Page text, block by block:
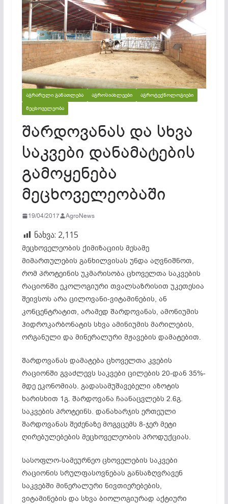
ᲐᲒᲠᲐᲠᲣᲚᲘ ᲒᲐᲜᲐᲗᲚᲔᲑᲐ ᲐᲒᲠᲝᲡᲘᲐᲮᲚᲔᲔᲑᲘ
ᲐᲒᲠᲝᲢᲔᲥᲜᲝᲚᲝᲒᲘᲔᲑᲘ
ᲛᲔᲪᲮᲝᲕᲔᲚᲔᲝᲑᲐ
შარდოვანას და სხვა
საკვები დანამატების
გამოყენება
მეცხოველეობაში
19/04/2017 AgroNews
ნახვა: 2,115
მეცხოველეობის ქიმიზაციის მესამე
მიმართულების განხილვისას უნდა აღვნიშნოთ,
რომ პროტეინის უკმარისობა ცხოველთა საკვების
რაციონში ეკოლოგიური თვალსაზრისით უკეთესია
შეივსოს არა ცილოვანი-ვიტამინების, ან
კონცენტრატით, არამედ შარდოვანას, ამონიუმის
ჰიდროკარბონატის სხვა ამინიუმის მარილების,
ორგანული და მინერალური მჟავების დამატებით.
შარდოვანას დამატება ცხოველთა კვების
რაციონში გვაძლევს საკვები ცილების 20-დან 35%-
მდე ეკონომიას. გადასამუშავებელი აზოტის
ხარისხით 1გ. შარდოვანა ჩაანაცვლებს 2.6გ.
საკვების პროტეინს. დანახარჯის ერთეული
შარდოვანას შეძენაზე მოგვცემს 8-ჯერ მეტი
ღირებულებების მეცხოველეობის პროდუქციას.
სასოფლო-სამეურნეო ცხოველების საკვები
რაციონის სრულფასოვნებას განსაზღვრავენ
საკვებში მინერალური ნივთიერებების,
ვიტამინების და სხვა ბიოლოგიურად აქტიური